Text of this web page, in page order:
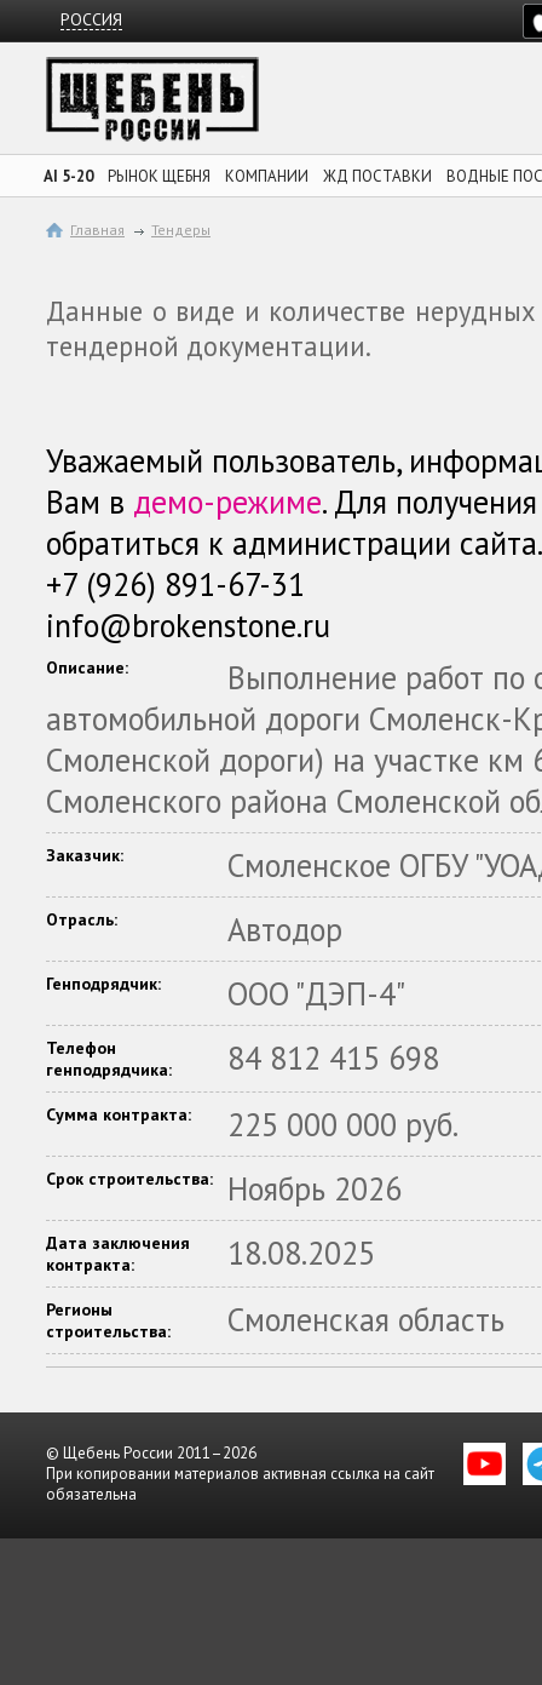
РОССИЯ
AI 5-20 РЫНОК ЩЕБНЯ КОМПАНИИ ЖД ПОСТАВКИ ВОДНЫЕ
Главная Тендеры
Данные о виде и количестве
тендерной документации.
Уважаемый пользователь,
Вам в демо-режиме. Для
обратиться к администрации сайта.
+7 (926) 891-67-31
info@brokenstone.ru
Описание:
Выполнение работ по
автомобильной дороги Смоленск-
Смоленской дороги) на участке
Смоленского района Смоленской
Заказчик: Смоленское ОГБУ
Отрасль: Автодор
Генподрядчик: ООО "ДЭП-4"
Телефон
генподрядчика:
84 812 415 698
Сумма контракта: 225 000 000 руб.
Срок строительства: Ноябрь 2026
Дата заключения
контракта:
18.08.2025
Регионы
строительства:
Смоленская область
© Щебень России 2011–2026
При копировании материалов активная ссылка на сайт
обязательна